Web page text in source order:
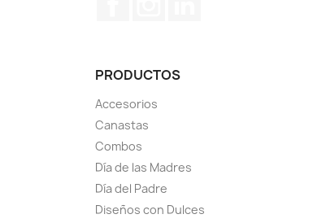
PRODUCTOS
Accesorios
Canastas
Combos
Día de las Madres
Día del Padre
Diseños con Dulces